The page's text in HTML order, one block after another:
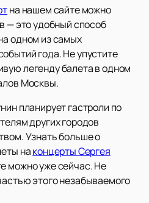
на нашем сайте можно
— это удобный способ
одном из самых
года. Не упустите
легенду балета в одном
Москвы.
планирует гастроли по
других городов
Узнать больше о
наконцерты Сергея
можно уже сейчас. Не
этого незабываемого